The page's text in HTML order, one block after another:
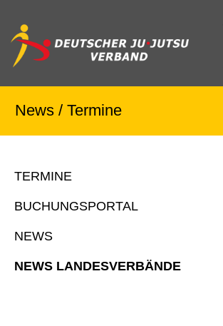
News / Termine
TERMINE
BUCHUNGSPORTAL
NEWS
NEWS LANDESVERBÄNDE